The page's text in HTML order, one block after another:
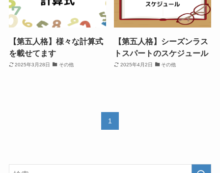
【第五人格】様々な計算式
を載せてます
2025年3月28日 その他
【第五人格】シーズンラス
トスパートのスケジュール
2025年4月2日 その他
1